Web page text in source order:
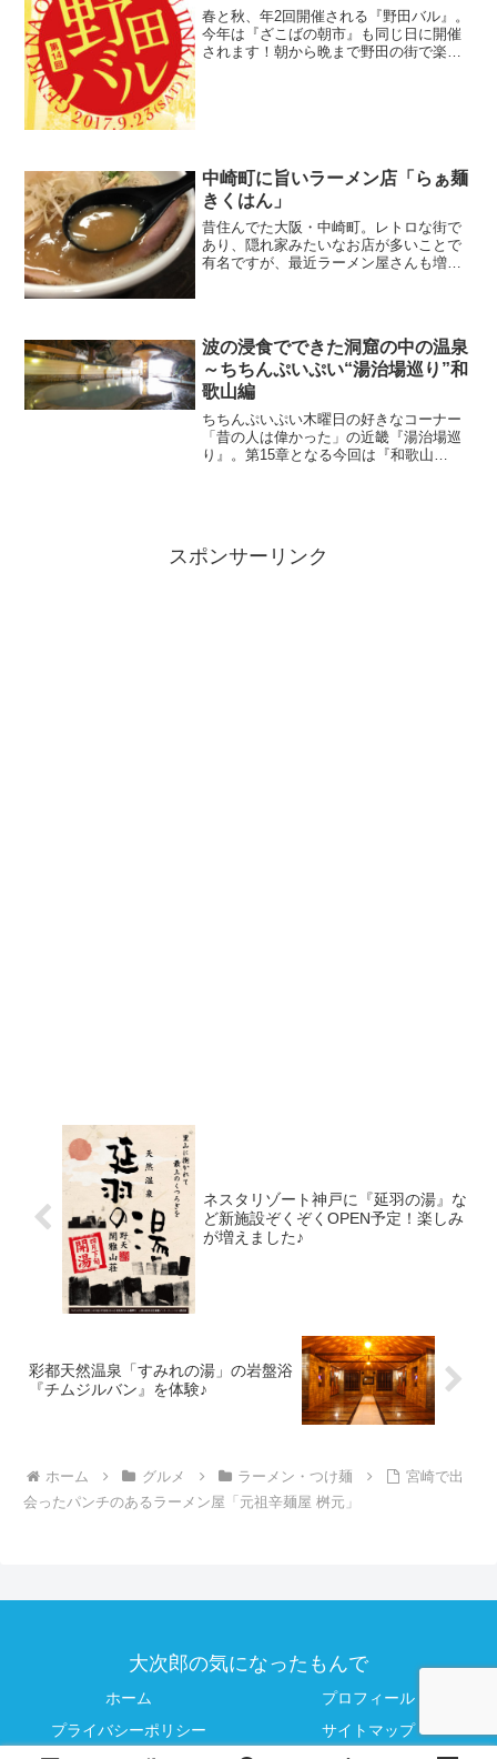
春と秋、年2回開催される『野田バル』。
今年は『ざこばの朝市』も同じ日に開催
されます！朝から晩まで野田の街で楽し
中崎町に旨いラーメン店「らぁ麺
きくはん」
昔住んでた大阪・中崎町。レトロな街で
あり、隠れ家みたいなお店が多いことで
有名ですが、最近ラーメン屋さんも増え
もんで食べに行...
波の浸食でできた洞窟の中の温泉
～ちちんぷいぷい“湯治場巡り”和
歌山編
ちちんぷいぷい木曜日の好きなコーナー
「昔の人は偉かった」の近畿『湯治場巡
り』。第15章となる今回は『和歌山
スポンサーリンク
ネスタリゾート神戸に『延羽の湯』な
ど新施設ぞくぞくOPEN予定！楽しみ
が増えました♪
彩都天然温泉「すみれの湯」の岩盤浴
『チムジルバン』を体験♪
ホーム グルメ ラーメン・つけ麺
宮崎で出
会ったパンチのあるラーメン屋「元祖辛麺屋 桝元」
大次郎の気になったもんで
ホーム
プロフィール
プライバシーポリシー
サイトマップ